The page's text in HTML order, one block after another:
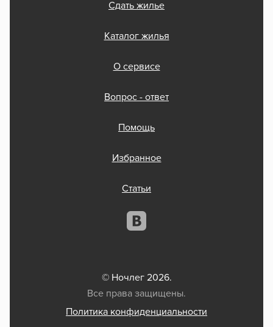
Сдать жилье
Каталог жилья
О сервисе
Вопрос - ответ
Помощь
Избранное
Статьи
© Ночлег 2026.
Все права защищены.
Политика конфиденциальности